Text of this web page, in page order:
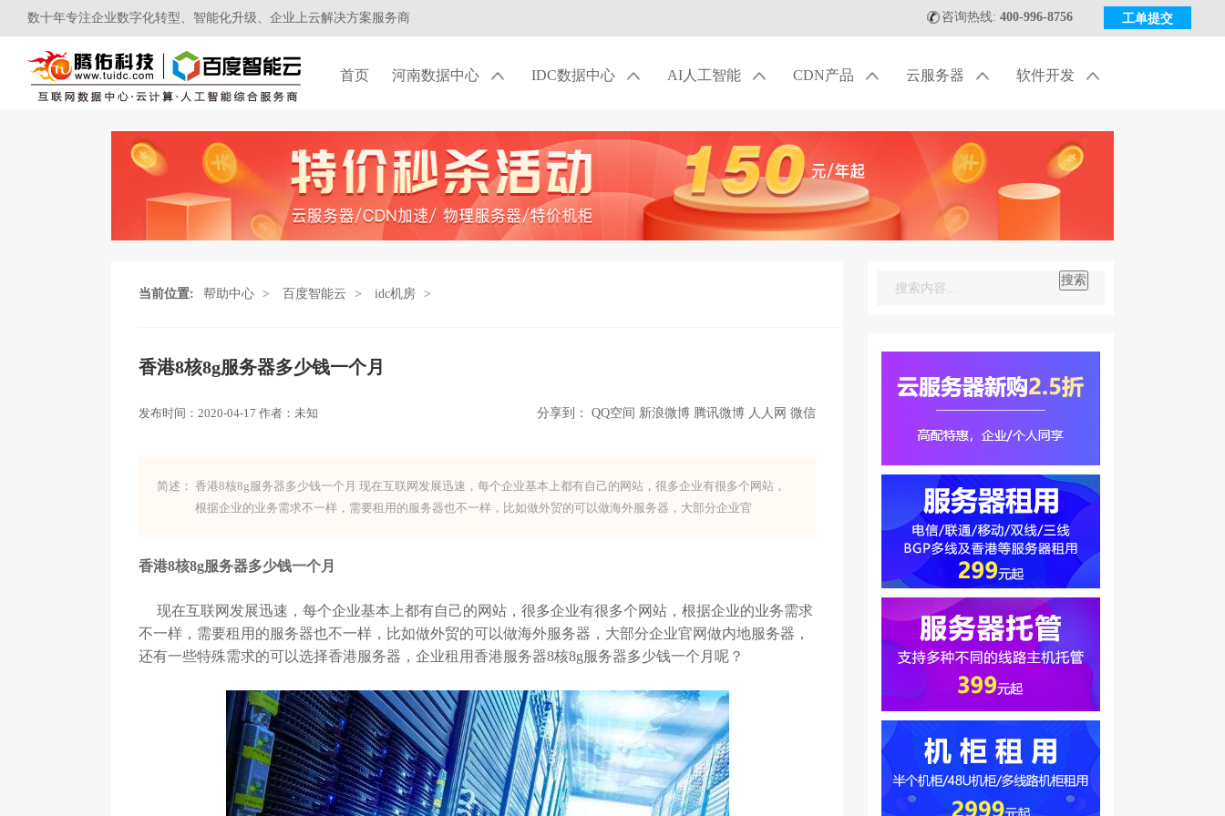
数十年专注企业数字化转型、智能化升级、企业上云解决方案服务商 工单提交
咨询热线: 400-996-8756
首页 河南数据中心 IDC数据中心 AI人工智能 CDN产品 云服务器 软件开发
搜索
当前位置:
帮助中心 > 百度智能云 > idc机房 >
香港8核8g服务器多少钱一个月
发布时间： 2020-04-17 作者： 未知 分享到： QQ空间 新浪微博 腾讯微博 人人网 微信
简述：
香港8核8g服务器多少钱一个月 现在互联网发展迅速，每个企业基本上都有自己的网站，很多企业有很多个网站，
根据企业的业务需求不一样，需要租用的服务器也不一样，比如做外贸的可以做海外服务器，大部分企业官
香港8核8g服务器多少钱一个月
现在互联网发展迅速，每个企业基本上都有自己的网站，很多企业有很多个网站，根据企业的业务需求
不一样，需要租用的服务器也不一样，比如做外贸的可以做海外服务器，大部分企业官网做内地服务器，
还有一些特殊需求的可以选择香港服务器，企业租用香港服务器8核8g服务器多少钱一个月呢？